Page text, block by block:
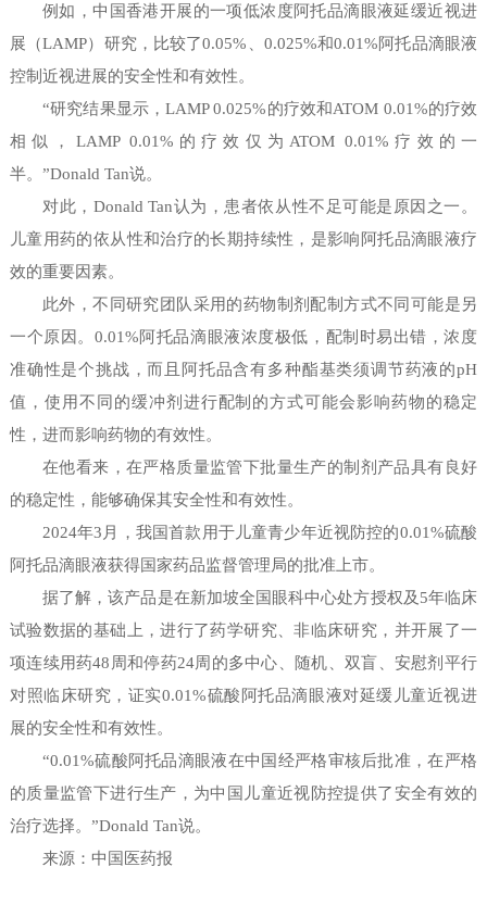
例如，中国香港开展的一项低浓度阿托品滴眼液延缓近视进
展（LAMP）研究，比较了0.05%、0.025%和0.01%阿托品滴眼液
控制近视进展的安全性和有效性。
“研究结果显示，LAMP 0.025%的疗效和ATOM 0.01%的疗效
相似，LAMP 0.01%的疗效仅为ATOM 0.01%疗效的一
半。”Donald Tan说。
对此，Donald Tan认为，患者依从性不足可能是原因之一。
儿童用药的依从性和治疗的长期持续性，是影响阿托品滴眼液疗
效的重要因素。
此外，不同研究团队采用的药物制剂配制方式不同可能是另
一个原因。0.01%阿托品滴眼液浓度极低，配制时易出错，浓度
准确性是个挑战，而且阿托品含有多种酯基类须调节药液的pH
值，使用不同的缓冲剂进行配制的方式可能会影响药物的稳定
性，进而影响药物的有效性。
在他看来，在严格质量监管下批量生产的制剂产品具有良好
的稳定性，能够确保其安全性和有效性。
2024年3月，我国首款用于儿童青少年近视防控的0.01%硫酸
阿托品滴眼液获得国家药品监督管理局的批准上市。
据了解，该产品是在新加坡全国眼科中心处方授权及5年临床
试验数据的基础上，进行了药学研究、非临床研究，并开展了一
项连续用药48周和停药24周的多中心、随机、双盲、安慰剂平行
对照临床研究，证实0.01%硫酸阿托品滴眼液对延缓儿童近视进
展的安全性和有效性。
“0.01%硫酸阿托品滴眼液在中国经严格审核后批准，在严格
的质量监管下进行生产，为中国儿童近视防控提供了安全有效的
治疗选择。”Donald Tan说。
来源：中国医药报